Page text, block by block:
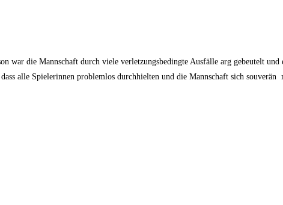
war die Mannschaft durch viele verletzungsbedingte Ausfälle arg gebeutelt
alle Spielerinnen problemlos durchhielten und die Mannschaft sich